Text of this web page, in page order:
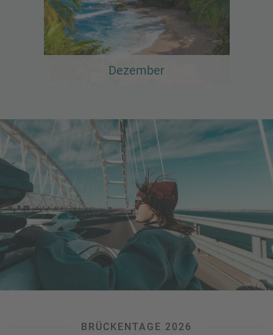
Dezember
BRÜCKENTAGE 2026